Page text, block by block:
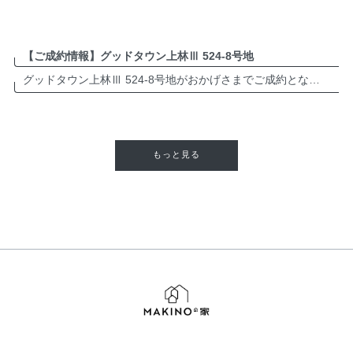
【ご成約情報】グッドタウン上林Ⅲ 524-8号地
グッドタウン上林Ⅲ 524-8号地がおかげさまでご成約となりました。誠にありがとうございます。 多肥町近郊でお住まいをお考えの方は、ぜひお気軽にお問い合わせください。 グッドタウン上林Ⅲ 分譲地・詳細は ＞＞＞＞＞＞＞ […]
もっと見る